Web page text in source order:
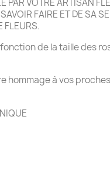
VOTRE ARTISAN
FAIRE ET DE SA
FLEURS.
de la taille des
à vos